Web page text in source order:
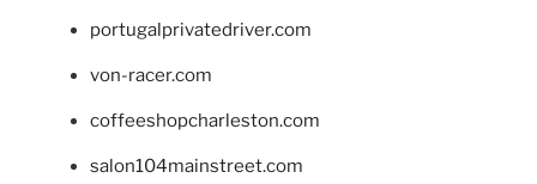
portugalprivatedriver.com
von-racer.com
coffeeshopcharleston.com
salon104mainstreet.com